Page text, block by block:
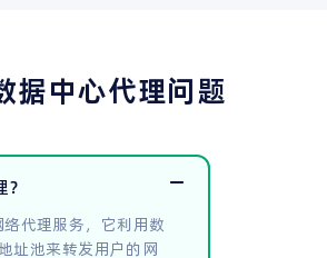
据中心代理问题
代理服务，它利用数
址池来转发用户的网